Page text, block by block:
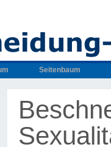
Seitenbaum